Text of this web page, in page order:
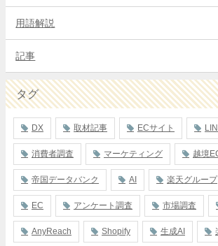
用語解説
記事
タグ
DX 取材記事 ECサイト
消費者調査 マーケティング 越境
帝国データバンク AI 楽天グループ
EC アンケート調査 市場調査
AnyReach Shopify 生成AI